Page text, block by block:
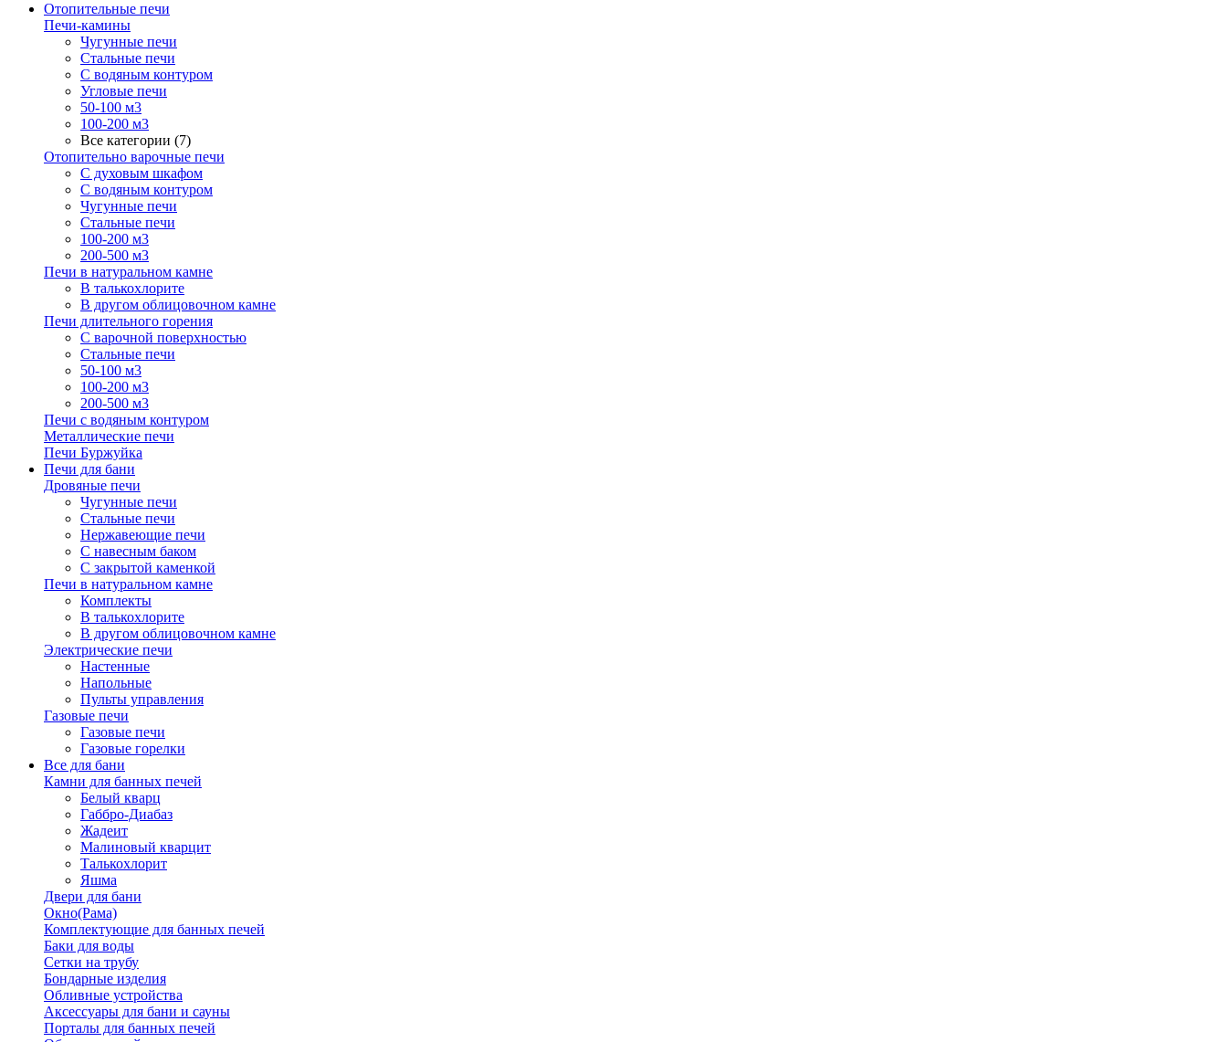
Отопительные печи
Печи-камины
Чугунные печи
Стальные печи
С водяным контуром
Угловые печи
50-100 м3
100-200 м3
Все категории (7)
Отопительно варочные печи
С духовым шкафом
С водяным контуром
Чугунные печи
Стальные печи
100-200 м3
200-500 м3
Печи в натуральном камне
В талькохлорите
В другом облицовочном камне
Печи длительного горения
С варочной поверхностью
Стальные печи
50-100 м3
100-200 м3
200-500 м3
Печи с водяным контуром
Металлические печи
Печи Буржуйка
Печи для бани
Дровяные печи
Чугунные печи
Стальные печи
Нержавеющие печи
С навесным баком
С закрытой каменкой
Печи в натуральном камне
Комплекты
В талькохлорите
В другом облицовочном камне
Электрические печи
Настенные
Напольные
Пульты управления
Газовые печи
Газовые печи
Газовые горелки
Все для бани
Камни для банных печей
Белый кварц
Габбро-Диабаз
Жадеит
Малиновый кварцит
Талькохлорит
Яшма
Двери для бани
Окно(Рама)
Комплектующие для банных печей
Баки для воды
Сетки на трубу
Бондарные изделия
Обливные устройства
Аксессуары для бани и сауны
Порталы для банных печей